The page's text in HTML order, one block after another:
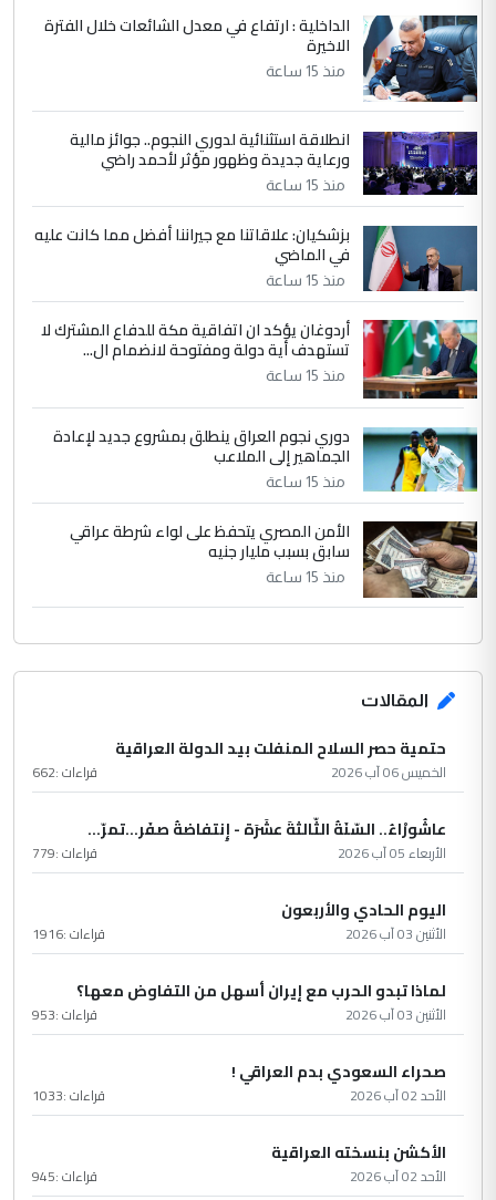
ابا فرات ...
الموضوع :
الجواهري يرد على صدام حسين سل
مضجعيك يابن الزنا (نص كامل)
5 سردار
التعليق : واحد من عصابة علي ماما يسقط
جنسية الرافد الثالث للعراق ومن اصول عريقة
الموضوع :
الجواهري يرد على صدام حسين سل
مضجعيك يابن الزنا (نص كامل)
الداخلية : ارتفاع في معدل الشائعات خلال الفترة
الاخيرة
منذ 15 ساعة
انطلاقة استثنائية لدوري النجوم.. جوائز مالية
ورعاية جديدة وظهور مؤثر لأحمد راضي
منذ 15 ساعة
بزشكيان: علاقاتنا مع جيراننا أفضل مما كانت عليه
في الماضي
منذ 15 ساعة
أردوغان يؤكد ان اتفاقية مكة للدفاع المشترك لا
تستهدف أية دولة ومفتوحة لانضمام ال...
منذ 15 ساعة
دوري نجوم العراق ينطلق بمشروع جديد لإعادة
الجماهير إلى الملاعب
منذ 15 ساعة
الأمن المصري يتحفظ على لواء شرطة عراقي
سابق بسبب مليار جنيه
منذ 15 ساعة
المقالات
حتمية حصر السلاح المنفلت بيد الدولة العراقية
الخميس 06 آب 2026 قراءات :662
عاشُورْاءُ.. السّنَةُ الثّالثةَ عشَرَة - إِنتفاضةُ صفَر…تمرّ...
الأربعاء 05 آب 2026 قراءات :779
اليوم الحادي والأربعون
الأثنين 03 آب 2026 قراءات :1916
لماذا تبدو الحرب مع إيران أسهل من التفاوض معها؟
الأثنين 03 آب 2026 قراءات :953
صحراء السعودي بدم العراقي !
الأحد 02 آب 2026 قراءات :1033
الأكشن بنسخته العراقية
الأحد 02 آب 2026 قراءات :945